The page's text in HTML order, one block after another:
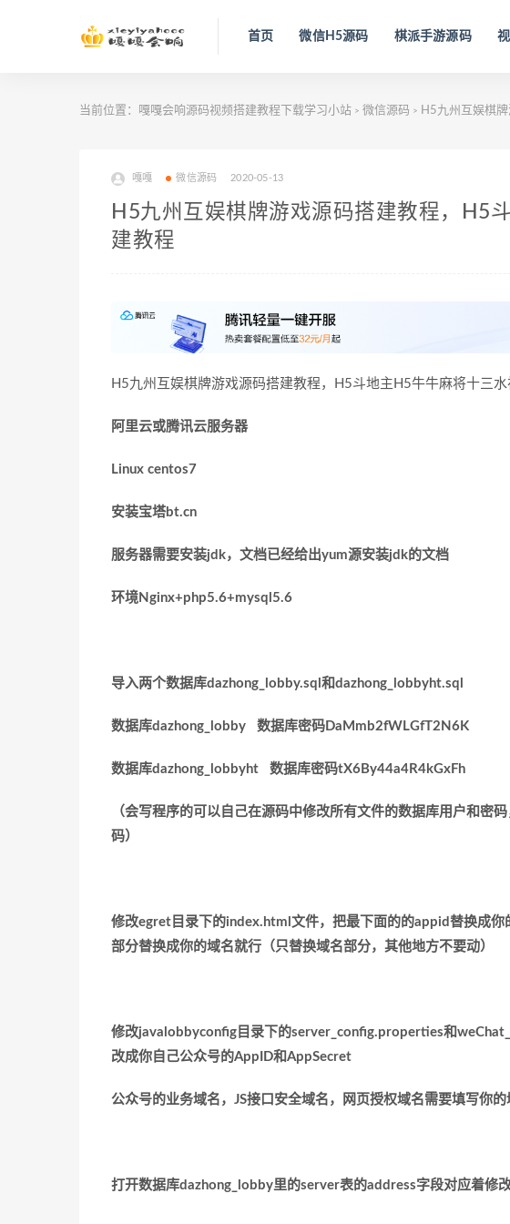
首页 微信H5源码 棋派手游源码
当前位置： 嘎嘎会响源码视频搭建教程下载学习小站 > 微信源码 > H5九州互娱棋
嘎嘎 微信源码 2020-05-13
H5九州互娱棋牌游戏源码搭建教程，H5
建教程
H5九州互娱棋牌游戏源码搭建教程，H5斗地主H5牛牛麻将十三
阿里云或腾讯云服务器
Linux centos7
安装宝塔bt.cn
服务器需要安装jdk，文档已经给出yum源安装jdk 的文档
环境 Nginx+php5.6+mysql5.6
导入两个数据库dazhong_lobby.sql 和dazhong_lobbyht.sql
数据库dazhong_lobby 数据库密码 DaMmb2fWLGfT2N6K
数据库dazhong_lobbyht 数据库密码tX6By44a4R4kGxFh
（会写程序的可以自己在源码中修改所有文件的数据库用户和密
码）
修改egret 目录下的index.html 文件，把最下面的的appid 替换成你
部分替换成你的域名就行（只替换域名部分，其他地方不要动）
修改javalobbyconfig 目录下的server_config.properties和
改成你自己公众号的AppID和AppSecret
公众号的业务域名， JS接口安全域名，网页授权域名需要填写你的
打开数据库dazhong_lobby里的server表的address字段对应着修